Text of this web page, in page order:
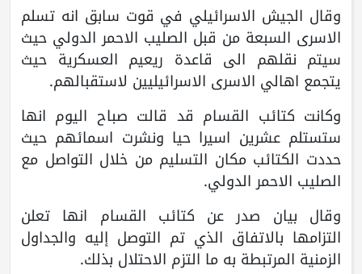
وقال الجيش الاسرائيلي في قوت سابق انه تسلم
الاسرى السبعة من قبل الصليب الاحمر الدولي حيث
سيتم نقلهم الى قاعدة ريعيم العسكرية حيث
يتجمع اهالي الاسرى الاسرائيليين لاستقبالهم.
وكانت كتائب القسام قد قالت صباح اليوم انها
ستستلم عشرين اسيرا حيا ونشرت اسمائهم حيث
حددت الكتائب مكان التسليم من خلال التواصل مع
الصليب الاحمر الدولي.
وقال بيان صدر عن كتائب القسام انها تعلن
التزامها بالاتفاق الذي تم التوصل إليه والجداول
الزمنية المرتبطة به ما التزم الاحتلال بذلك.